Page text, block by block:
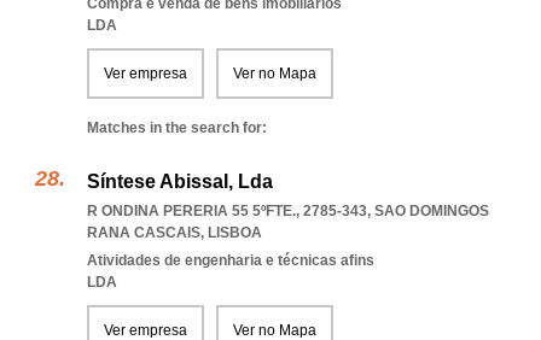
Compra e venda de bens imobiliários
LDA
Ver empresa Ver no Mapa
Matches in the search for:
Síntese Abissal, Lda
R ONDINA PERERIA 55 5ºFTE., 2785-343, SAO DOMINGOS
RANA CASCAIS, LISBOA
Atividades de engenharia e técnicas afins
LDA
Ver empresa Ver no Mapa